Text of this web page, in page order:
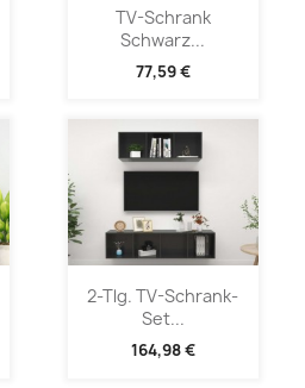
TV-Schrank
Schwarz...
77,59 €
2-Tlg. TV-Schrank-
Set...
164,98 €